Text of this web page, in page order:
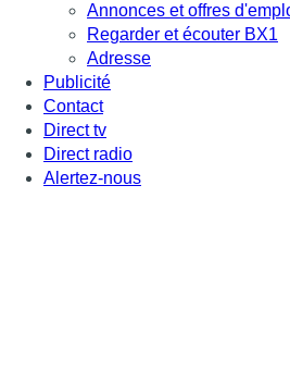
Annonces et offres
Regarder et écouter BX1
Adresse
Publicité
Contact
Direct tv
Direct radio
Alertez-nous